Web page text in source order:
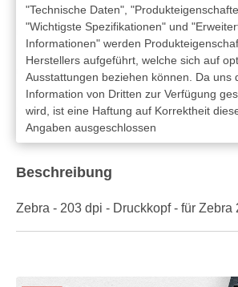
"Technische Daten",
"Wichtigste Spezifikationen" und
Informationen" werden
Herstellers aufgeführt, welche sich auf
Ausstattungen beziehen können. Da uns
Information von Dritten zur Verfügung
wird, ist eine Haftung auf Korrektheit
Angaben ausgeschlossen
Beschreibung
Zebra - 203 dpi - Druckkopf - für Zebra